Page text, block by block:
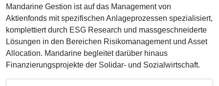
Mandarine Gestion ist auf das Management von
Aktienfonds mit spezifischen Anlageprozessen spezialisiert,
komplettiert durch ESG Research und massgeschneiderte
Lösungen in den Bereichen Risikomanagement und Asset
Allocation. Mandarine begleitet darüber hinaus
Finanzierungsprojekte der Solidar- und Sozialwirtschaft.